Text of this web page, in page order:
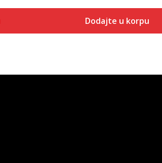
Dodajte u korpu